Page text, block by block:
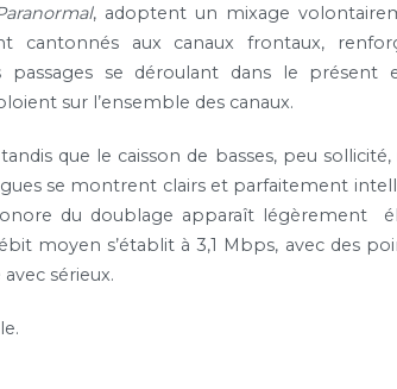
, adoptent un mixage
aux canaux frontaux,
passages se déroulant dans le présent
sur l’ensemble des canaux.
que le caisson de basses, peu
se montrent clairs et parfaitement
du doublage apparaît légèrement
moyen s’établit à 3,1 Mbps, avec des
sérieux.